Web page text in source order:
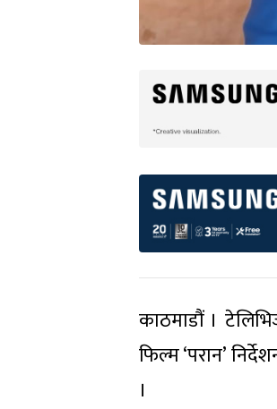
काठमाडौं ।
फिल्म ‘परान’
।